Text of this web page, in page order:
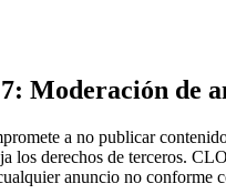
Moderación de
a no publicar
los derechos de terceros.
anuncio no conforme